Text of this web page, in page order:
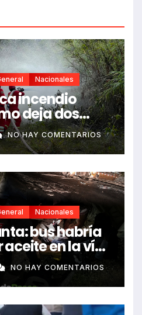
Nacionales
incendio
deja dos
NO HAY COMENTARIOS
Nacionales
bus habría
en la vía
siniestrado
NO HAY COMENTARIOS